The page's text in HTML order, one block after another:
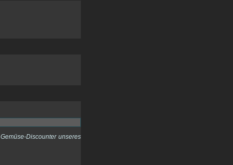
Gemüse-Discounter unseres